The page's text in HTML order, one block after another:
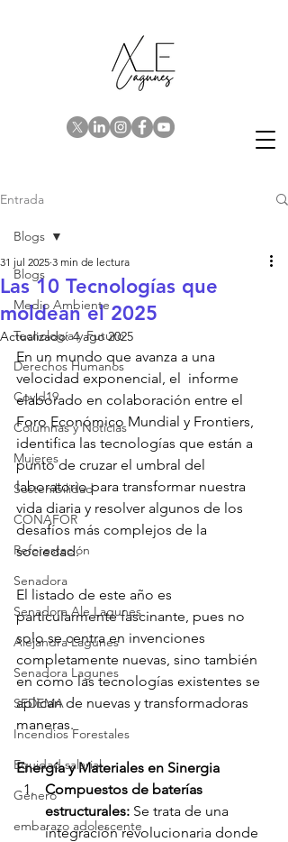
Entrada
Blogs
Medio Ambiente
Tecnología y Futuro
Derechos Humanos
Covid19
Columnas y Noticias
Mujeres
Sostenibilidad
CONAFOR
Reforestación
Senadora
Senadora Ale Lagunes
Alejandra Lagunes
Senadora Lagunes
SEDEMA
Incendios Forestales
Equidad salarial
Género
embarazo adolescente
Blogs
Las 10 Tecnologías que
moldean el 2025
31 jul 2025 3 min de lectura
Actualizado:4 ago 2025
En un mundo que avanza a una
velocidad exponencial, el  informe
elaborado en colaboración entre el
Foro Económico Mundial y Frontiers,
identifica las tecnologías que están a
punto de cruzar el umbral del
laboratorio para transformar nuestra
vida diaria y resolver algunos de los
desafíos más complejos de la
sociedad.
El listado de este año es
particularmente fascinante, pues no
solo se centra en invenciones
completamente nuevas, sino también
en cómo las tecnologías existentes se
aplican de nuevas y transformadoras
maneras.
Energía y Materiales en Sinergia
Compuestos de baterías
estructurales: Se trata de una
integración revolucionaria donde